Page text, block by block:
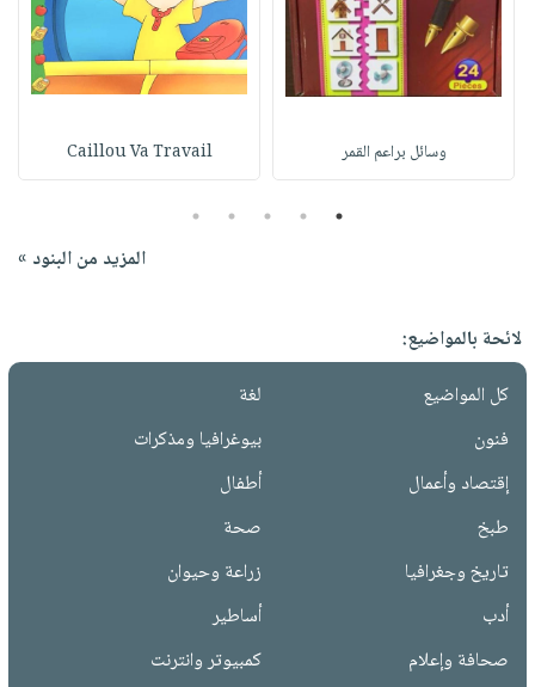
وسائل براعم القمر Caillou Va Travail
1
2
3
4
5
المزيد من البنود »
لائحة بالمواضيع:
كل المواضيع
لغة
فنون
بيوغرافيا ومذكرات
إقتصاد وأعمال
أطفال
طبخ
صحة
تاريخ وجغرافيا
زراعة وحيوان
أدب
أساطير
صحافة وإعلام
كمبيوتر وانترنت